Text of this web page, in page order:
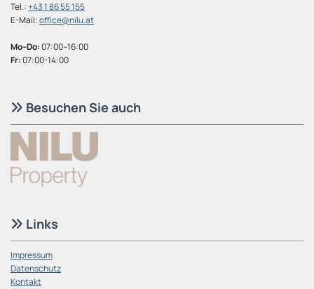
Tel.:+43 1 86 55 155
E-Mail:office@nilu.at
Mo–Do:07:00–16:00
Fr:07:00-14:00
 Besuchen Sie auch
 Links
Impressum
Datenschutz
Kontakt